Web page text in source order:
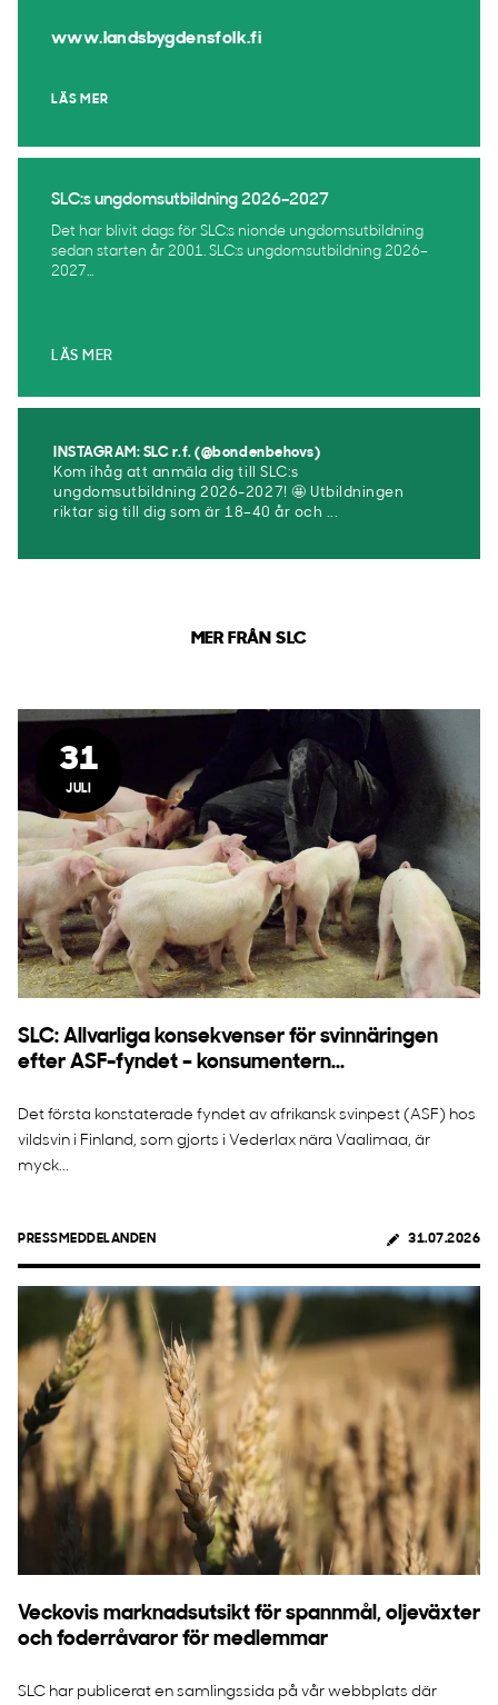
www.landsbygdensfolk.fi
LÄS MER
SLC:s ungdomsutbildning 2026–2027
Det har blivit dags för SLC:s nionde ungdomsutbildning
sedan starten år 2001. SLC:s ungdomsutbildning 2026–
2027...
LÄS MER
INSTAGRAM: SLC r.f. (@bondenbehovs)
Kom ihåg att anmäla dig till SLC:s
ungdomsutbildning 2026-2027! 🤩 Utbildningen
riktar sig till dig som är 18–40 år och ...
MER FRÅN SLC
31
JULI
SLC: Allvarliga konsekvenser för svinnäringen
efter ASF-fyndet – konsumentern...
Det första konstaterade fyndet av afrikansk svinpest (ASF) hos
vildsvin i Finland, som gjorts i Vederlax nära Vaalimaa, är
myck...
PRESSMEDDELANDEN 31.07.2026
Veckovis marknadsutsikt för spannmål, oljeväxter
och foderråvaror för medlemmar
SLC har publicerat en samlingssida på vår webbplats där